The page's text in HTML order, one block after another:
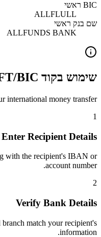
BIC ראשי
ALLFLULL
שם בנק ראשי
ALLFUNDS BANK
שימוש בקוד SWIFT/BIC זה
international money transfer
1
Enter Recipient Details
with the recipient's IBAN or
account number.
2
Verify Bank Details
match your recipient's
information.